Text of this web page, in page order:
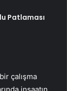
Patlaması
çalışma